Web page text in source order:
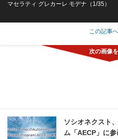
マセラティ グレカーレ モデナ（1/35）
この記事
ソシオネクスト
ム「AECP」に